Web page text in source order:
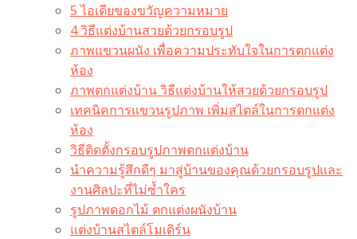
5 ไอเดียของขวัญความหมาย
4 วิธีแต่งบ้านสวยด้วยกรอบรูป
ภาพแขวนผนัง เพื่อความประทับใจในการตกแต่ง
ห้อง
ภาพตกแต่งบ้าน วิธีแต่งบ้านให้สวยด้วยกรอบรูป
เทคนิคการแขวนรูปภาพ เพิ่มสไตล์ในการตกแต่ง
ห้อง
วิธีติดตั้งกรอบรูปภาพตกแต่งบ้าน
นำความรู้สึกดีๆ มาสู่บ้านของคุณด้วยกรอบรูปและ
งานศิลปะที่ไม่ซ้ำใคร
รูปภาพดอกไม้ ตกแต่งผนังบ้าน
แต่งบ้านสไตล์โมเดิร์น